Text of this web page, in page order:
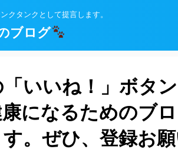
クタンクとして提言します。
ブログ
いいね！」ボタ
になるためのブ
。ぜひ、登録お願